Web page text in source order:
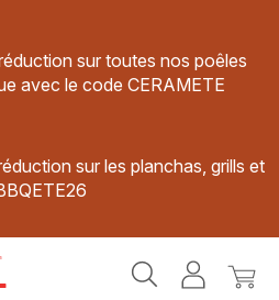
sur toutes nos poêles
avec le code CERAMETE
sur les planchas, grills et
MonMon